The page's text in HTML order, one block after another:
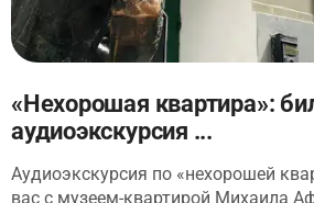
«Нехорошая квартира»:
аудиоэкскурсия ...
Аудиоэкскурсия по «нехорошей
вас с музеем-квартирой Михаила